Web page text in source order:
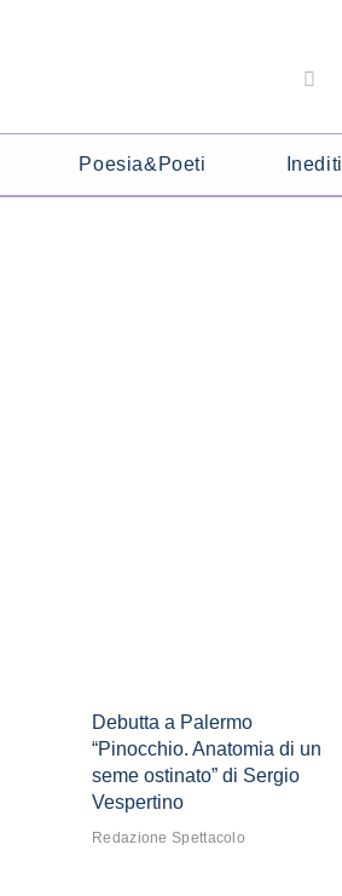
Poesia&Poeti Inediti
Debutta a Palermo
“Pinocchio. Anatomia di un
seme ostinato” di Sergio
Vespertino
Redazione Spettacolo